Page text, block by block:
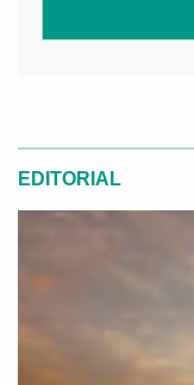
EDITORIAL